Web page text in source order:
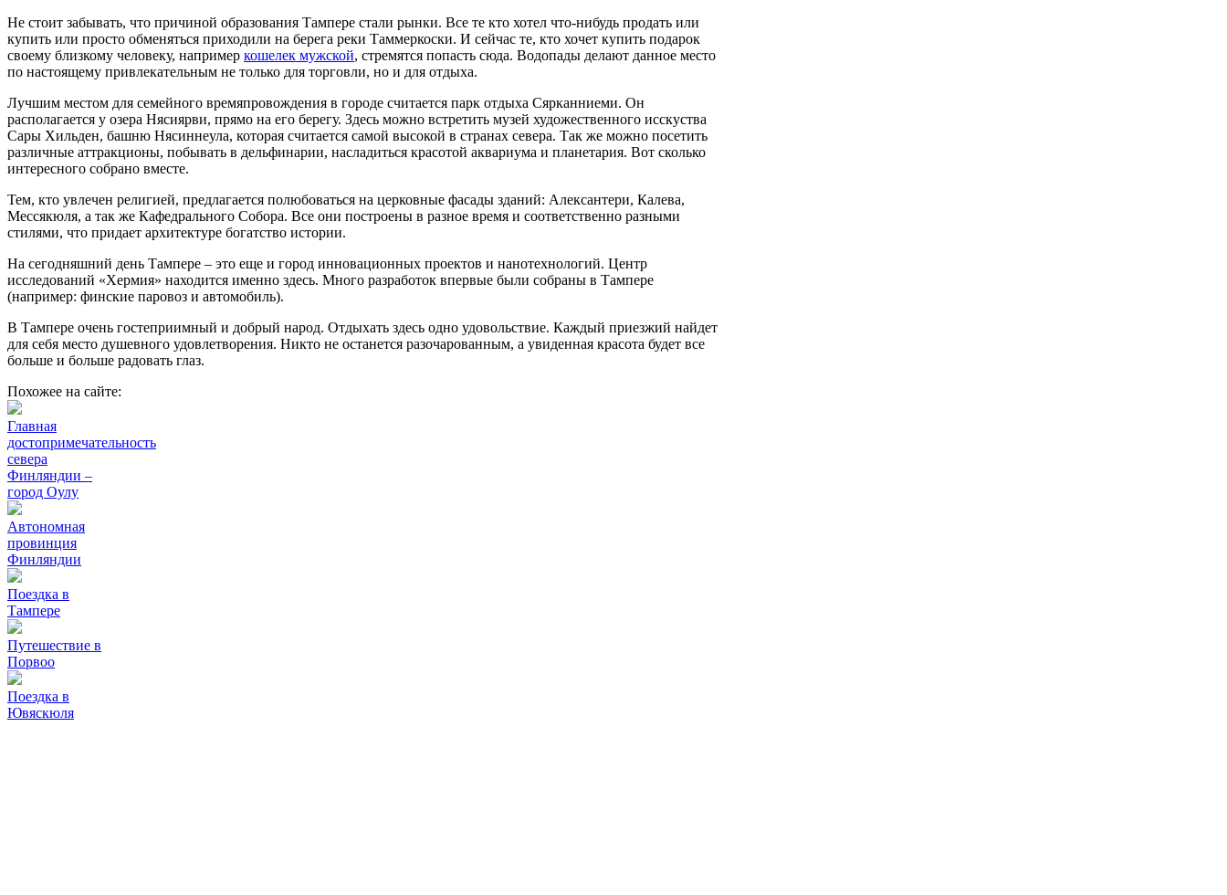
Не стоит забывать, что причиной образования Тампере стали рынки. Все те кто хотел что-нибудь продать или
купить или просто обменяться приходили на берега реки Таммеркоски. И сейчас те, кто хочет купить подарок
своему близкому человеку, например кошелек мужской, стремятся попасть сюда. Водопады делают данное место
по настоящему привлекательным не только для торговли, но и для отдыха.
Лучшим местом для семейного времяпровождения в городе считается парк отдыха Сярканниеми. Он
располагается у озера Нясиярви, прямо на его берегу. Здесь можно встретить музей художественного исскуства
Сары Хильден, башню Нясиннеула, которая считается самой высокой в странах севера. Так же можно посетить
различные аттракционы, побывать в дельфинарии, насладиться красотой аквариума и планетария. Вот сколько
интересного собрано вместе.
Тем, кто увлечен религией, предлагается полюбоваться на церковные фасады зданий: Алексантери, Калева,
Мессякюля, а так же Кафедрального Собора. Все они построены в разное время и соответственно разными
стилями, что придает архитектуре богатство истории.
На сегодняшний день Тампере – это еще и город инновационных проектов и нанотехнологий. Центр
исследований «Хермия» находится именно здесь. Много разработок впервые были собраны в Тампере
(например: финские паровоз и автомобиль).
В Тампере очень гостеприимный и добрый народ. Отдыхать здесь одно удовольствие. Каждый приезжий найдет
для себя место душевного удовлетворения. Никто не останется разочарованным, а увиденная красота будет все
больше и больше радовать глаз.
Похожее на сайте:
Главная
достопримечательность
севера
Финляндии –
город Оулу
Автономная
провинция
Финляндии
Поездка в
Тампере
Путешествие в
Порвоо
Поездка в
Ювяскюля